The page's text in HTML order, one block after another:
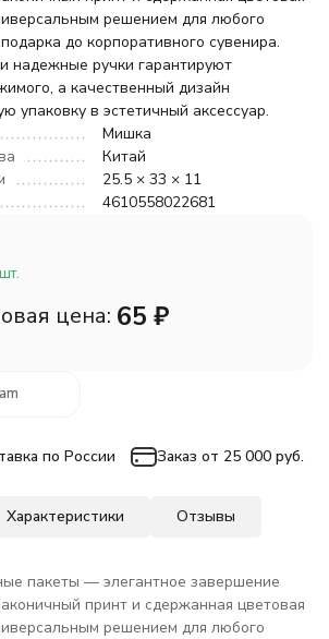
решением для любого
до корпоративного сувенира.
надежные ручки гарантируют
а качественный дизайн
упаковку в эстетичный аксессуар.
Мишка
Китай
25.5 × 33 × 11
4610558022681
цена: 65 ₽
по России Заказ от 25 000 руб.
Характеристики Отзывы
пакеты — элегантное завершение
принт и сдержанная цветовая
решением для любого